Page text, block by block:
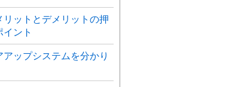
リットとデメリットの押
イント
ップシステムを分かり